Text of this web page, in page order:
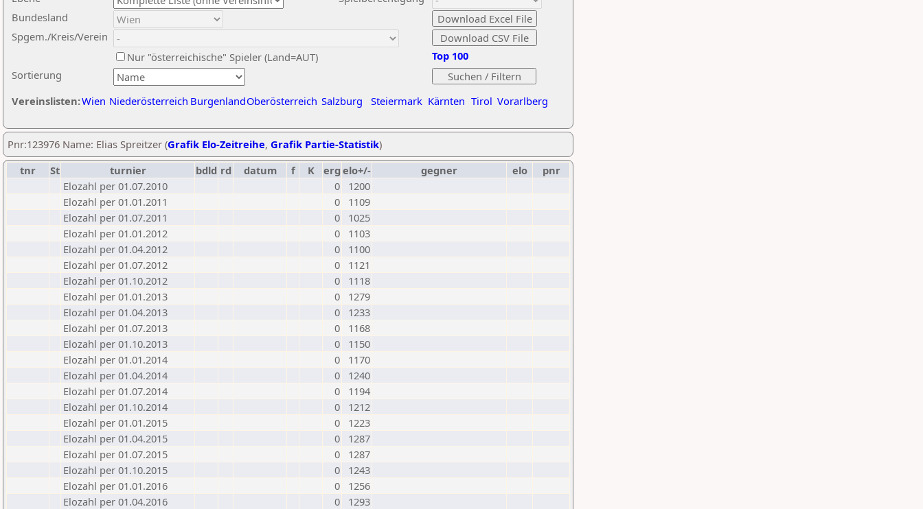
Sortierung
Bundesland
Spgem./Kreis/Verein
Nur "österreichische" Spieler (Land=AUT)
Vereinslisten:Wien Niederösterreich BurgenlandOberösterreich Salzburg Steiermark Kärnten Tirol Vorarlberg
Top 100
Pnr:123976 Name: Elias Spreitzer (Grafik Elo-Zeitreihe, Grafik Partie-Statistik)
tnr
St turnier bdld rd datum f K erg elo+/- gegner elo
pnr
Elozahl per 01.07.2010
0
1200
Elozahl per 01.01.2011
0
1109
Elozahl per 01.07.2011
0
1025
Elozahl per 01.01.2012
0
1103
Elozahl per 01.04.2012
0
1100
Elozahl per 01.07.2012
0
1121
Elozahl per 01.10.2012
0
1118
Elozahl per 01.01.2013
0
1279
Elozahl per 01.04.2013
0
1233
Elozahl per 01.07.2013
0
1168
Elozahl per 01.10.2013
0
1150
Elozahl per 01.01.2014
0
1170
Elozahl per 01.04.2014
0
1240
Elozahl per 01.07.2014
0
1194
Elozahl per 01.10.2014
0
1212
Elozahl per 01.01.2015
0
1223
Elozahl per 01.04.2015
0
1287
Elozahl per 01.07.2015
0
1287
Elozahl per 01.10.2015
0
1243
Elozahl per 01.01.2016
0
1256
Elozahl per 01.04.2016
0
1293